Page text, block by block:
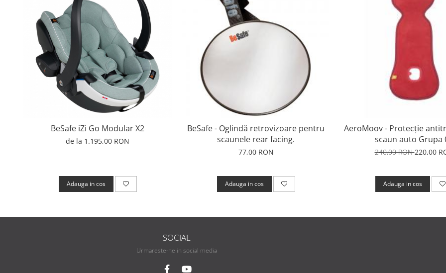
BeSafe iZi Go Modular X2
de la 1.195,00 RON
Adauga in cos
BeSafe - Oglindă retrovizoare pentru
scaunele rear facing.
77,00 RON
Adauga in cos
AeroMoov - Protecție
scaun auto Grupa
240,00 RON220,00
Adauga in cos
SOCIAL
Urmareste-ne in social media